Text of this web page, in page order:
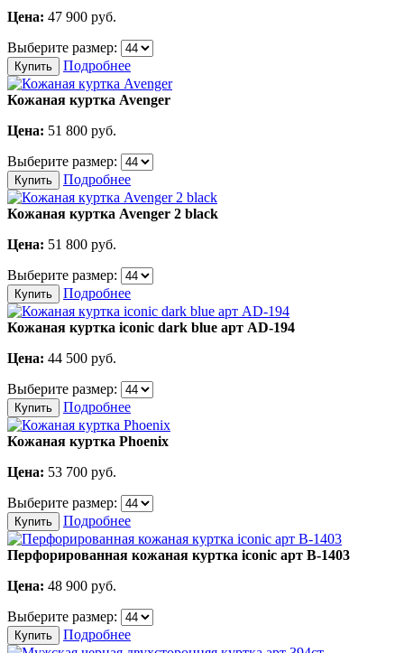
Цена: 47 900 руб.
Выберите размер:
Купить Подробнее
Кожаная куртка Avenger
Цена: 51 800 руб.
Выберите размер:
Купить Подробнее
Кожаная куртка Avenger 2 black
Цена: 51 800 руб.
Выберите размер:
Купить Подробнее
Кожаная куртка iconic dark blue арт AD-194
Цена: 44 500 руб.
Выберите размер:
Купить Подробнее
Кожаная куртка Phoenix
Цена: 53 700 руб.
Выберите размер:
Купить Подробнее
Перфорированная кожаная куртка iconic арт В-1403
Цена: 48 900 руб.
Выберите размер:
Купить Подробнее